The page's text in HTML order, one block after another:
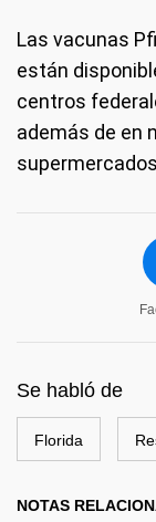
Las vacunas
están
centros
además de en
Se habló de
Florida
NOTAS